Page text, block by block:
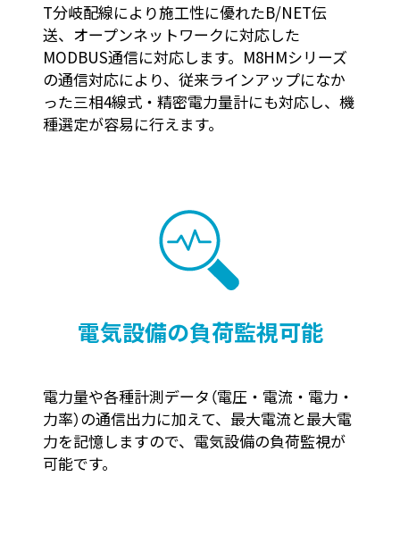
T分岐配線により施工性に優れたB/NET伝
送、オープンネットワークに対応した
MODBUS通信に対応します。M8HMシリーズ
の通信対応により、従来ラインアップになか
った三相4線式・精密電力量計にも対応し、機
種選定が容易に行えます。
電気設備の負荷監視可能
電力量や各種計測データ（電圧・電流・電力・
力率）の通信出力に加えて、最大電流と最大電
力を記憶しますので、電気設備の負荷監視が
可能です。